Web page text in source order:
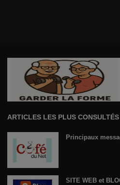
ARTICLES LES PLUS CONSULTÉS
Principaux
SITE WEB et